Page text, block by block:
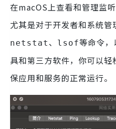
在macOS上查看和管理监
尤其是对于开发者和系统管
netstat 、 lsof等命令
具和第三方软件，你可以
保应用和服务的正常运行。